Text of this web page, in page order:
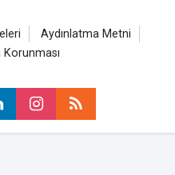
Aydınlatma Metni